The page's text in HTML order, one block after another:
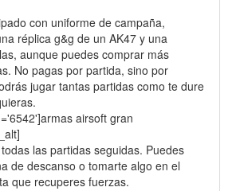
con uniforme de campaña,
réplica g&g de un AK47 y una
aunque puedes comprar más
No pagas por partida, sino por
jugar tantas partidas como te dure
las partidas seguidas. Puedes
de descanso o tomarte algo en el
que recuperes fuerzas.